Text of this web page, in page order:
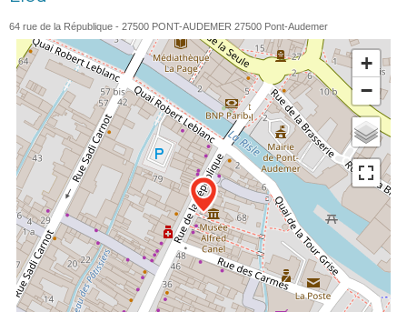
64 rue de la République - 27500 PONT-AUDEMER 27500 Pont-Audemer
+
−